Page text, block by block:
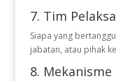
7. Tim
Siapa yang
jabatan, atau pihak
8.